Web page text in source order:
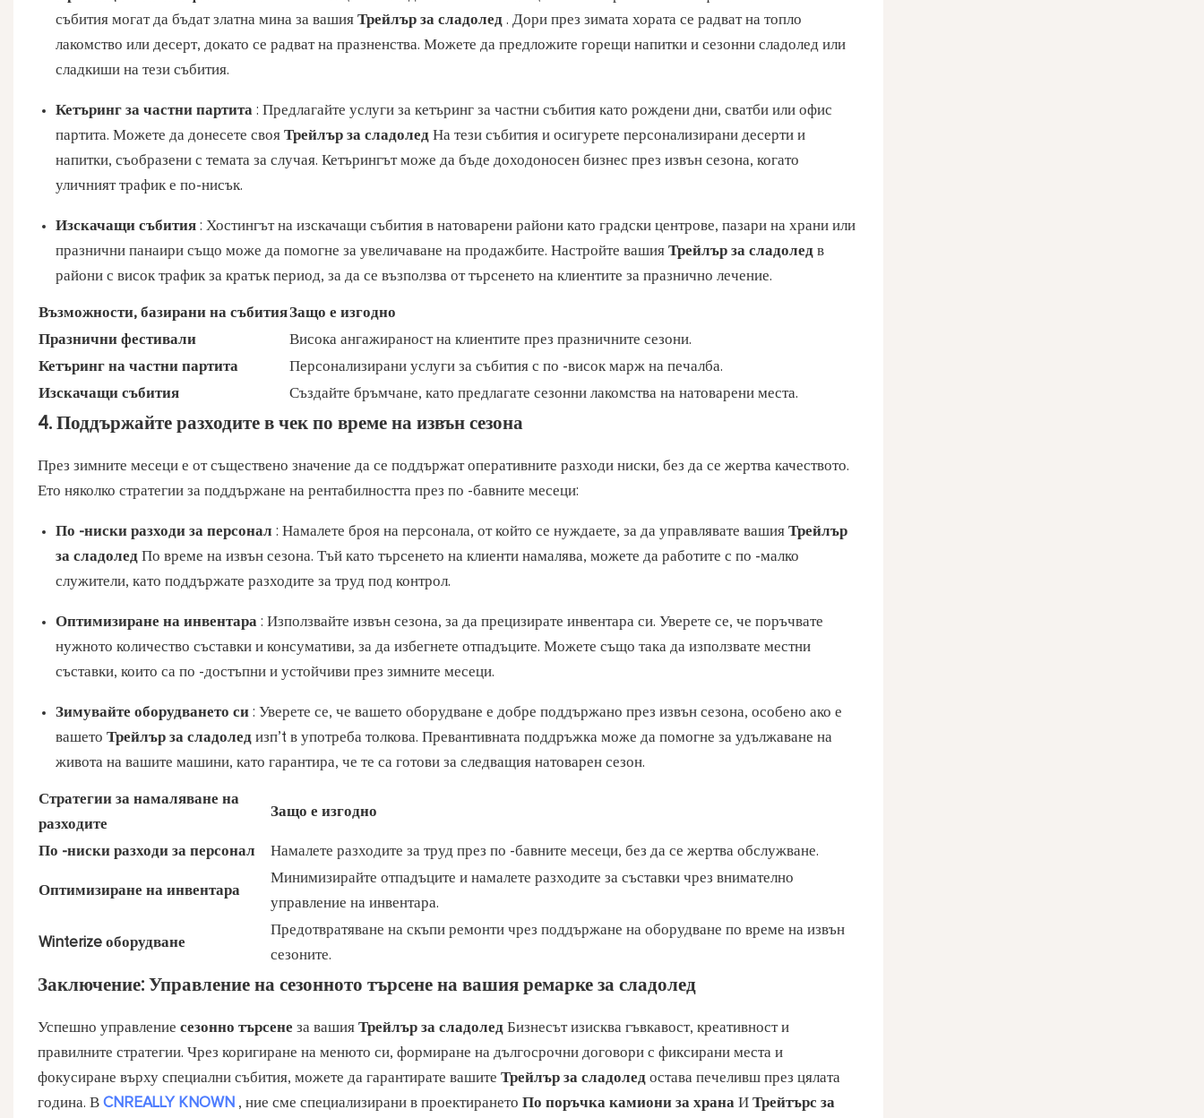
събития могат да бъдат златна мина за вашияТрейлър за сладолед. Дори през зимата хората се радват на топло
лакомство или десерт, докато се радват на празненства. Можете да предложите горещи напитки и сезонни сладолед или
сладкиши на тези събития.
Кетъринг за частни партита: Предлагайте услуги за кетъринг за частни събития като рождени дни, сватби или офис
партита. Можете да донесете свояТрейлър за сладоледНа тези събития и осигурете персонализирани десерти и
напитки, съобразени с темата за случая. Кетърингът може да бъде доходоносен бизнес през извън сезона, когато
уличният трафик е по-нисък.
Изскачащи събития: Хостингът на изскачащи събития в натоварени райони като градски центрове, пазари на храни или
празнични панаири също може да помогне за увеличаване на продажбите. Настройте вашияТрейлър за сладоледв
райони с висок трафик за кратък период, за да се възползва от търсенето на клиентите за празнично лечение.
Възможности, базирани на събитияЗащо е изгодно
Празнични фестивали
Висока ангажираност на клиентите през празничните сезони.
Кетъринг на частни партита
Персонализирани услуги за събития с по -висок марж на печалба.
Изскачащи събития
Създайте бръмчане, като предлагате сезонни лакомства на натоварени места.
4. Поддържайте разходите в чек по време на извън сезона
През зимните месеци е от съществено значение да се поддържат оперативните разходи ниски, без да се жертва качеството.
Ето няколко стратегии за поддържане на рентабилността през по -бавните месеци:
По -ниски разходи за персонал: Намалете броя на персонала, от който се нуждаете, за да управлявате вашияТрейлър
за сладоледПо време на извън сезона. Тъй като търсенето на клиенти намалява, можете да работите с по -малко
служители, като поддържате разходите за труд под контрол.
Оптимизиране на инвентара: Използвайте извън сезона, за да прецизирате инвентара си. Уверете се, че поръчвате
нужното количество съставки и консумативи, за да избегнете отпадъците. Можете също така да използвате местни
съставки, които са по -достъпни и устойчиви през зимните месеци.
Зимувайте оборудването си: Уверете се, че вашето оборудване е добре поддържано през извън сезона, особено ако е
вашетоТрейлър за сладоледизп’t в употреба толкова. Превантивната поддръжка може да помогне за удължаване на
живота на вашите машини, като гарантира, че те са готови за следващия натоварен сезон.
Стратегии за намаляване на
разходите
Защо е изгодно
По -ниски разходи за персонал Намалете разходите за труд през по -бавните месеци, без да се жертва обслужване.
Оптимизиране на инвентара
Минимизирайте отпадъците и намалете разходите за съставки чрез внимателно
управление на инвентара.
Winterize оборудване
Предотвратяване на скъпи ремонти чрез поддържане на оборудване по време на извън
сезоните.
Заключение: Управление на сезонното търсене на вашия ремарке за сладолед
Успешно управление сезонно търсене за вашия Трейлър за сладолед Бизнесът изисква гъвкавост, креативност и
правилните стратегии. Чрез коригиране на менюто си, формиране на дългосрочни договори с фиксирани места и
фокусиране върху специални събития, можете да гарантирате вашите Трейлър за сладолед остава печеливш през цялата
година. В CNREALLY KNOWN , ние сме специализирани в проектирането По поръчка камиони за храна И Трейтърс за